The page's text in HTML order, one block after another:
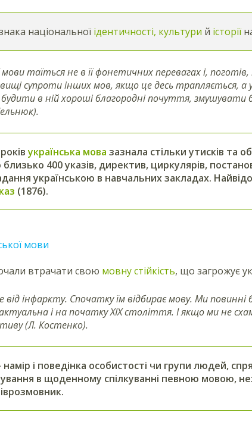
національної ідентичності, культури й історії
мови таїться не в її фонетичних перевагах і, поготів,
супроти інших мов, якщо це десь трапляється,
в ній хороші благородні почуття,
українська мова зазнала стільки утисків та
близько 400 указів, директив, циркулярів,
українською в навчальних закладах.
(1876).
мови
втрачати свою мовну стійкість, що загрожує
інфаркту. Спочатку їм відбирає мову. Ми
і на початку ХІХ століття. І якщо ми не
(Л. Костенко).
і поведінка особистості чи групи людей,
в щоденному спілкуванні певною мовою,